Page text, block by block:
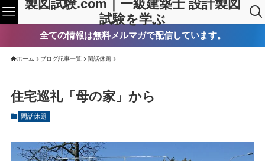
製図試験.com｜一級建築士 設計製図
試験を学ぶ
全ての情報は無料メルマガで配信しています。
ホーム ブログ記事一覧 閑話休題
住宅巡礼「母の家」から
閑話休題